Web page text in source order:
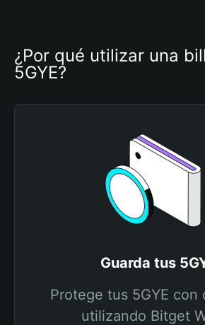
¿Por qué utilizar una
5GYE?
Guarda tus
Protege tus 5GYE con
utilizando Bitget